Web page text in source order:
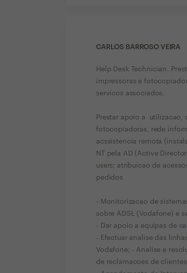
CARLOS BARROSO VEIRA
Help Desk Technician.
impressoras e
servicos associados.
Prestar apoio a utilizacao,
fotocopiadoras, rede
acssistencia remota
NT pela AD (Active
users; atribuicao de
pedidos
- Monitorizacao de
sobre ADSL (Vodafone) e
- Dar apoio a equipas de
- Efectuar analise das
Vodafone; - Analise e
de reclamacoes de